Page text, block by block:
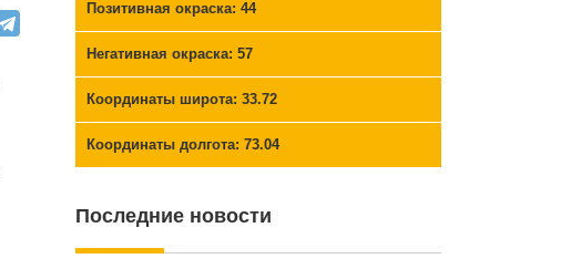
Позитивная окраска: 44
Негативная окраска: 57
Координаты широта: 33.72
Координаты долгота: 73.04
Последние новости